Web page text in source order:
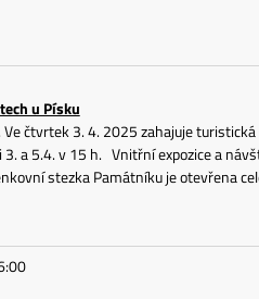
u Písku
čtvrtek 3. 4. 2025 zahajuje
a 5.4. v 15 h. Vnitřní expozice a
stezka Památníku je otevřena